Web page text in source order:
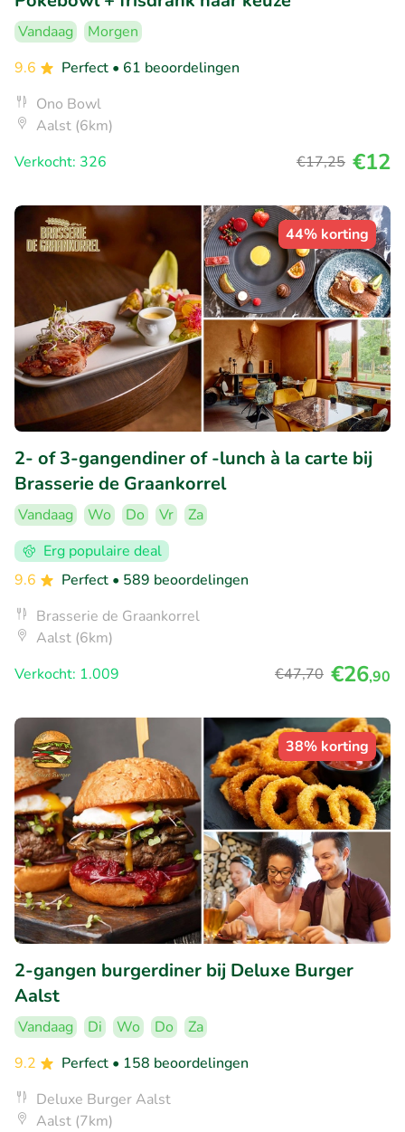
Vandaag
Morgen
9.6
Perfect • 61 beoordelingen
Ono Bowl
Aalst (6km)
Verkocht: 326
€17,25 €12
44% korting
2- of 3-gangendiner of -lunch à la carte bij
Brasserie de Graankorrel
Vandaag Wo Do Vr
Za
Erg populaire deal
9.6
Perfect • 589 beoordelingen
Brasserie de Graankorrel
Aalst (6km)
Verkocht: 1.009
€47,70 €26,90
38% korting
2-gangen burgerdiner bij Deluxe Burger
Aalst
Vandaag Di Wo Do
Za
9.2
Perfect • 158 beoordelingen
Deluxe Burger Aalst
Aalst (7km)